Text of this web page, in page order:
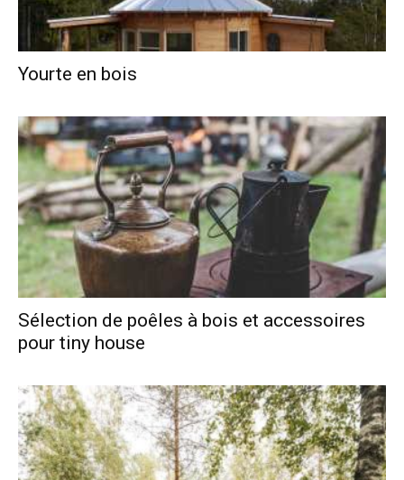
Yourte en bois
Sélection de poêles à bois et accessoires
pour tiny house